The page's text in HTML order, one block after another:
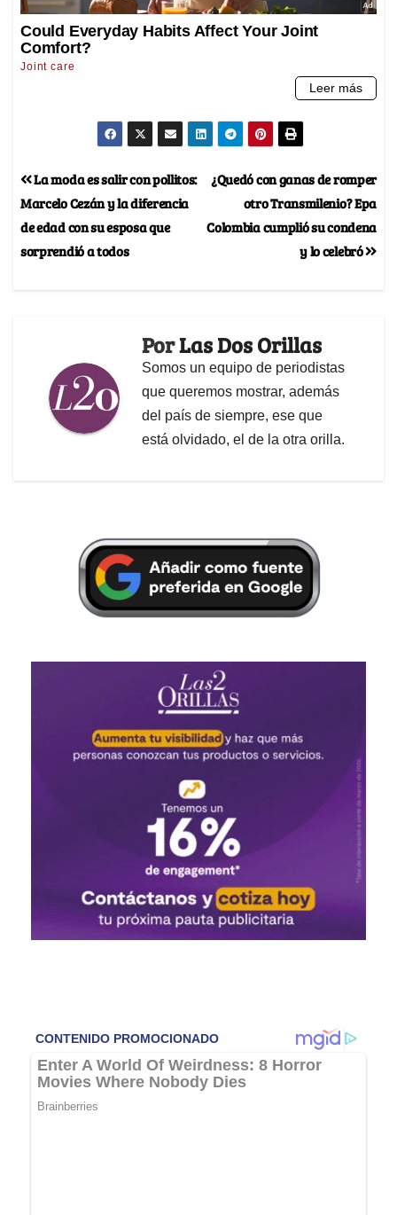
¿Quedó con ganas de romper
otro Transmilenio? Epa
Colombia cumplió su condena
y lo celebró
La moda es salir con pollitos:
Marcelo Cezán y la diferencia
de edad con su esposa que
sorprendió a todos
PorLas Dos Orillas
Somos un equipo de periodistas
que queremos mostrar, además
del país de siempre, ese que
está olvidado, el de la otra orilla.